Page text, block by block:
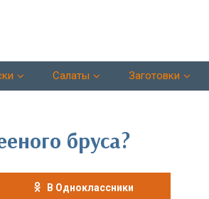
Салаты Заготовки
бруса?
В Одноклассники